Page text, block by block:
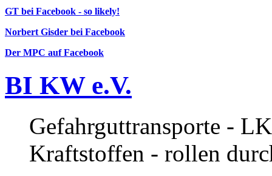
GT bei Facebook - so likely!
Norbert Gisder bei Facebook
Der MPC auf Facebook
BI KW e.V.
Gefahrguttransporte -
Kraftstoffen - rollen